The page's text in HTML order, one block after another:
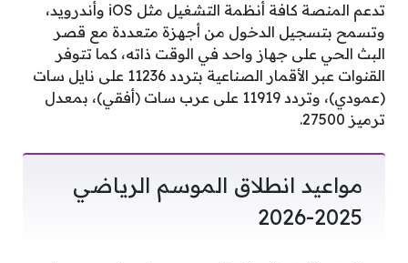
تدعم المنصة كافة أنظمة التشغيل مثل iOS وأندرويد،
وتسمح بتسجيل الدخول من أجهزة متعددة مع قصر
البث الحي على جهاز واحد في الوقت ذاته، كما تتوفر
القنوات عبر الأقمار الصناعية بتردد 11236 على نايل سات
(عمودي)، وتردد 11919 على عرب سات (أفقي)، بمعدل
ترميز 27500.
مواعيد انطلاق الموسم الرياضي
2025-2026